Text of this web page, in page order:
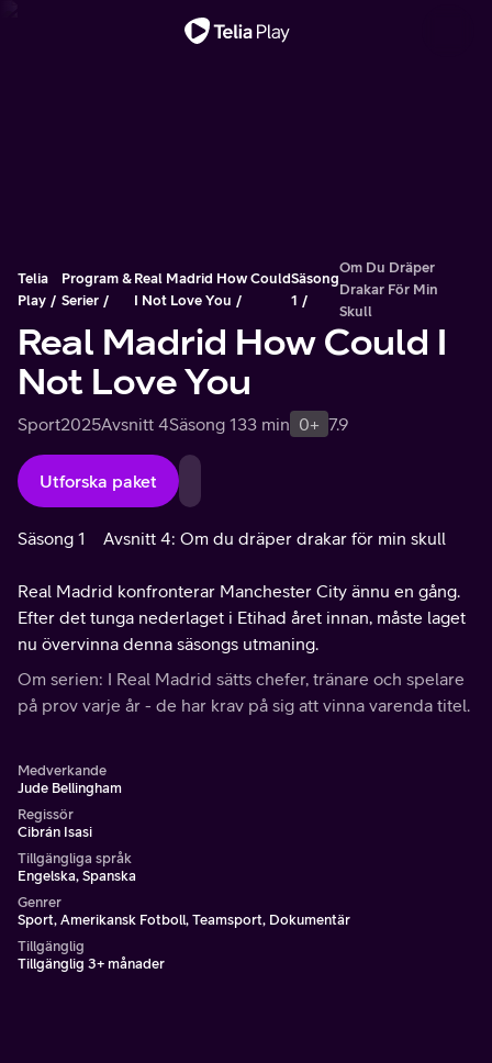
Telia
Play
Program &
Serier
Real Madrid How Could
I Not Love You
Säsong
1
Om Du Dräper
Drakar För Min
Skull
Real Madrid How Could I
Not Love You
Sport2025Avsnitt 4Säsong 133 min 0+ 7.9
Utforska paket
Säsong 1 Avsnitt 4: Om du dräper drakar för min skull
Real Madrid konfronterar Manchester City ännu en gång.
Efter det tunga nederlaget i Etihad året innan, måste laget
nu övervinna denna säsongs utmaning.
Om serien: I Real Madrid sätts chefer, tränare och spelare
på prov varje år - de har krav på sig att vinna varenda titel.
Medverkande
Jude Bellingham
Regissör
Cibrán Isasi
Tillgängliga språk
Engelska, Spanska
Genrer
Sport, Amerikansk Fotboll, Teamsport, Dokumentär
Tillgänglig
Tillgänglig 3+ månader